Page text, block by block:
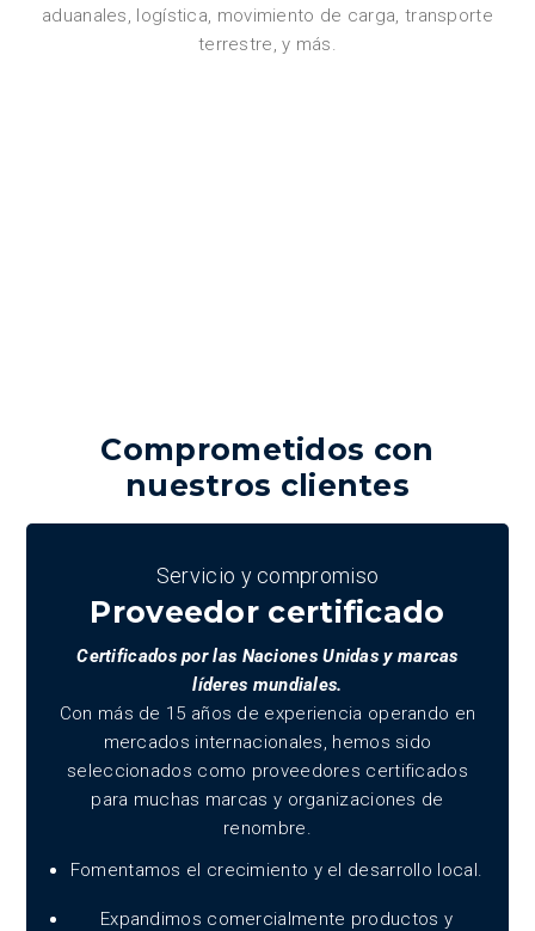
aduanales, logística, movimiento de carga, transporte
terrestre, y más.
Comprometidos con
nuestros clientes
Servicio y compromiso
Proveedor certificado
Certificados por las Naciones Unidas y marcas
líderes mundiales.
Con más de 15 años de experiencia operando en
mercados internacionales, hemos sido
seleccionados como proveedores certificados
para muchas marcas y organizaciones de
renombre.
Fomentamos el crecimiento y el desarrollo local.
Expandimos comercialmente productos y